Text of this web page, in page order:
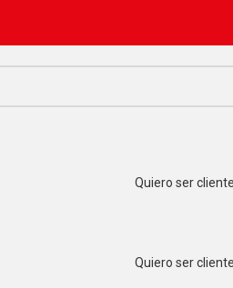
Quiero ser cliente
Quiero ser cliente